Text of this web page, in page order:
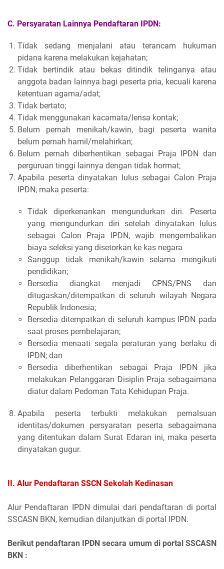
C. Persyaratan Lainnya Pendaftaran IPDN:
Tidak sedang menjalani atau terancam hukuman
pidana karena melakukan kejahatan;
Tidak bertindik atau bekas ditindik telinganya atau
anggota badan lainnya bagi peserta pria, kecuali karena
ketentuan agama/adat;
Tidak bertato;
Tidak menggunakan kacamata/lensa kontak;
Belum pernah menikah/kawin, bagi peserta wanita
belum pernah hamil/melahirkan;
Belum pernah diberhentikan sebagai Praja IPDN dan
perguruan tinggi lainnya dengan tidak hormat;
Apabila peserta dinyatakan lulus sebagai Calon Praja
IPDN, maka peserta:
Tidak diperkenankan mengundurkan diri. Peserta
yang mengundurkan diri setelah dinyatakan lulus
sebagai Calon Praja IPDN, wajib mengembalikan
biaya seleksi yang disetorkan ke kas negara
Sanggup tidak menikah/kawin selama mengikuti
pendidikan;
Bersedia diangkat menjadi CPNS/PNS dan
ditugaskan/ditempatkan di seluruh wilayah Negara
Republik Indonesia;
Bersedia ditempatkan di seluruh kampus IPDN pada
saat proses pembelajaran;
Bersedia menaati segala peraturan yang berlaku di
IPDN; dan
Bersedia diberhentikan sebagai Praja IPDN jika
melakukan Pelanggaran Disiplin Praja sebagaimana
diatur dalam Pedoman Tata Kehidupan Praja.
Apabila peserta terbukti melakukan pemalsuan
identitas/dokumen persyaratan peserta sebagaimana
yang ditentukan dalam Surat Edaran ini, maka peserta
dinyatakan gugur.
II. Alur Pendaftaran SSCN Sekolah Kedinasan
Alur Pendaftaran IPDN dimulai dari pendaftaran di portal
SSCASN BKN, kemudian dilanjutkan di portal IPDN.
Berikut pendaftaran IPDN secara umum di portal SSCASN
BKN :